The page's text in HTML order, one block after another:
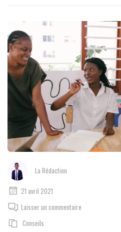
La Rédaction
21 avril 2021
Laisser un commentaire
Conseils